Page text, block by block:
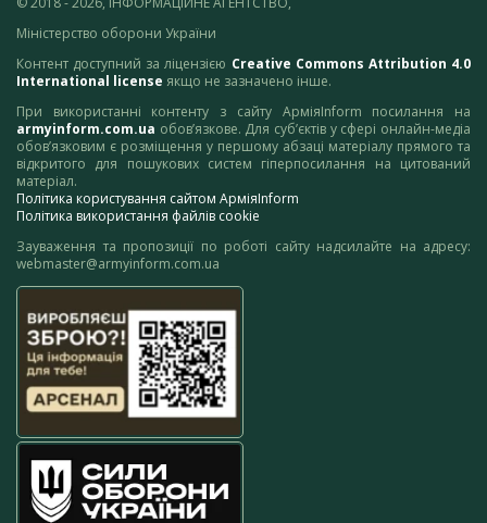
Міністерство оборони України
Контент доступний за ліцензією Creative Commons Attribution 4.0
International license якщо не зазначено інше.
При використанні контенту з сайту АрміяInform посилання на
armyinform.com.ua обов’язкове. Для суб’єктів у сфері онлайн-медіа
обов’язковим є розміщення у першому абзаці матеріалу прямого та
відкритого для пошукових систем гіперпосилання на цитований
матеріал.
Політика користування сайтом АрміяInform
Політика використання файлів cookie
Зауваження та пропозиції по роботі сайту надсилайте на адресу:
webmaster@armyinform.com.ua